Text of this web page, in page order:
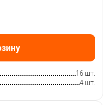
16 шт.
4 шт.